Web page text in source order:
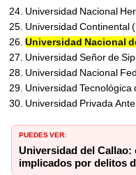
Universidad Nacional
Universidad Continental
Universidad Nacional
Universidad Señor de
Universidad Nacional
Universidad Tecnológica
Universidad Privada
PUEDES VER:
Universidad del Callao:
implicados por delitos